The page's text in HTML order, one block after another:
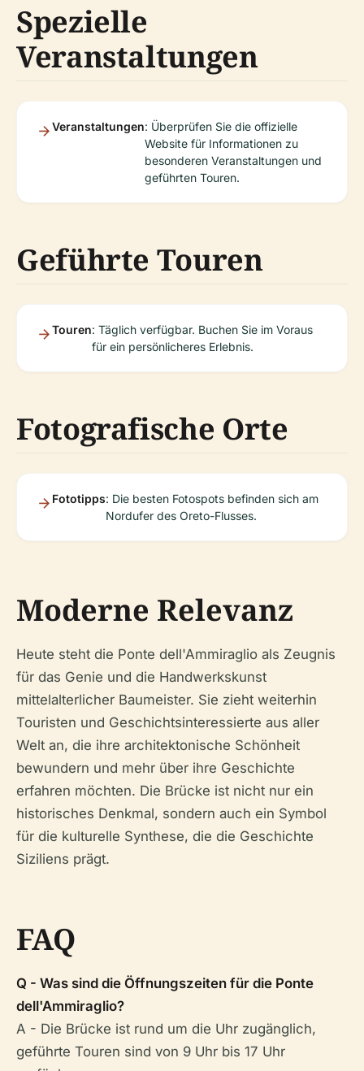
Spezielle
Veranstaltungen
Veranstaltungen: Überprüfen Sie die offizielle
Website für Informationen zu
besonderen Veranstaltungen und
geführten Touren.
Geführte Touren
Touren: Täglich verfügbar. Buchen Sie im Voraus
für ein persönlicheres Erlebnis.
Fotografische Orte
Fototipps: Die besten Fotospots befinden sich am
Nordufer des Oreto-Flusses.
Moderne Relevanz
Heute steht die Ponte dell'Ammiraglio als Zeugnis
für das Genie und die Handwerkskunst
mittelalterlicher Baumeister. Sie zieht weiterhin
Touristen und Geschichtsinteressierte aus aller
Welt an, die ihre architektonische Schönheit
bewundern und mehr über ihre Geschichte
erfahren möchten. Die Brücke ist nicht nur ein
historisches Denkmal, sondern auch ein Symbol
für die kulturelle Synthese, die die Geschichte
Siziliens prägt.
FAQ
Q - Was sind die Öffnungszeiten für die Ponte
dell'Ammiraglio?
A - Die Brücke ist rund um die Uhr zugänglich,
geführte Touren sind von 9 Uhr bis 17 Uhr